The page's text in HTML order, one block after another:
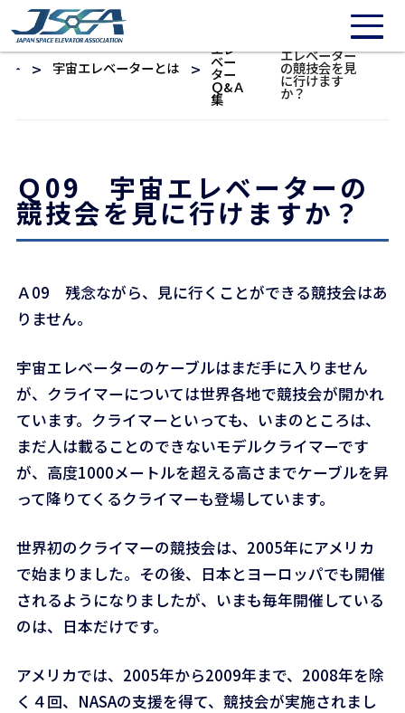
/* 20211016: Need to repair */
宇宙エレベーターとは
エレ
ベー
ター
Ｑ&Ａ
集
エレベーター
の競技会を見
に行けます
か？
Ｑ09 宇宙エレベーターの
競技会を見に行けますか？
Ａ09 残念ながら、見に行くことができる競技会はあ
りません。
宇宙エレベーターのケーブルはまだ手に入りません
が、クライマーについては世界各地で競技会が開かれ
ています。クライマーといっても、いまのところは、
まだ人は載ることのできないモデルクライマーです
が、高度1000メートルを超える高さまでケーブルを昇
って降りてくるクライマーも登場しています。
世界初のクライマーの競技会は、2005年にアメリカ
で始まりました。その後、日本とヨーロッパでも開催
されるようになりましたが、いまも毎年開催している
のは、日本だけです。
アメリカでは、2005年から2009年まで、2008年を除
く４回、NASAの支援を得て、競技会が実施されまし